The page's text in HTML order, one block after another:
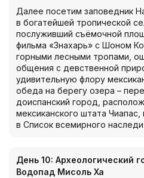
Далее посетим заповедник
в богатейшей тропической
послуживший съёмочной
фильма «Знахарь» с Шоном
горными лесными тропами,
общения с девственной
удивительную флору
обеда на берегу озера –
доиспанский город,
мексиканского штата
в Список всемирного
День 10: Археологический
Водопад Мисоль Ха